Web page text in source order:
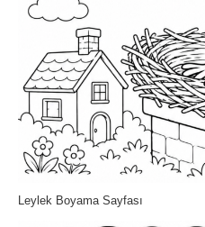
Leylek Boyama Sayfası